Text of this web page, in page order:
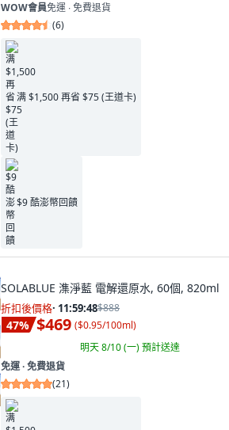
WOW會員免運 ∙ 免費退貨
(6)
满 $1,500 再省 $75 (王道卡)
$9 酷澎幣回饋
SOLABLUE 潗淨藍 電解還原水, 60個, 820ml
折扣後價格· 11:59:46$888
47% $469 ($0.95/100ml)
明天 8/10 (一)預計送達
免運 ∙ 免費退貨
(21)